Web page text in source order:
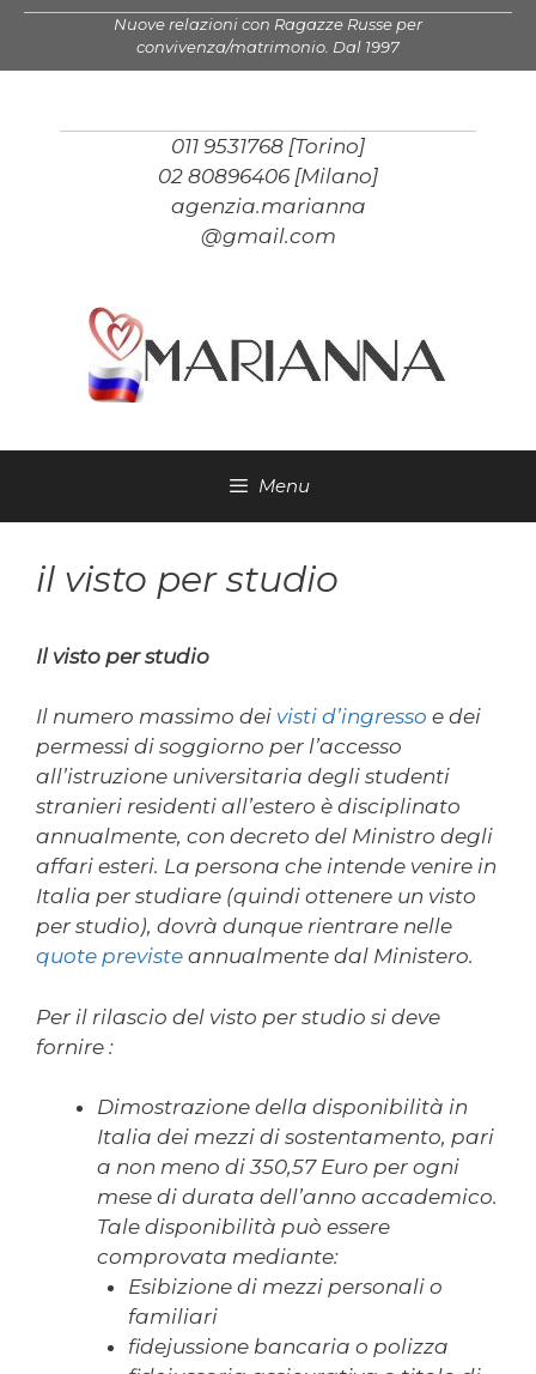
Vai
contenuto
Nuove relazioni con Ragazze Russe per
convivenza/matrimonio. Dal 1997
011 9531768 [Torino]
02 80896406 [Milano]
agenzia.marianna
@gmail.com
Menu
il visto per studio
Il visto per studio
Il numero massimo dei visti d’ingresso e dei
permessi di soggiorno per l’accesso
all’istruzione universitaria degli studenti
stranieri residenti all’estero è disciplinato
annualmente, con decreto del Ministro degli
affari esteri. La persona che intende venire in
Italia per studiare (quindi ottenere un visto
per studio), dovrà dunque rientrare nelle
quote previste annualmente dal Ministero.
Per il rilascio del visto per studio si deve
fornire :
Dimostrazione della disponibilità in
Italia dei mezzi di sostentamento, pari
a non meno di 350,57 Euro per ogni
mese di durata dell’anno accademico.
Tale disponibilità può essere
comprovata mediante:
Esibizione di mezzi personali o
familiari
fidejussione bancaria o polizza